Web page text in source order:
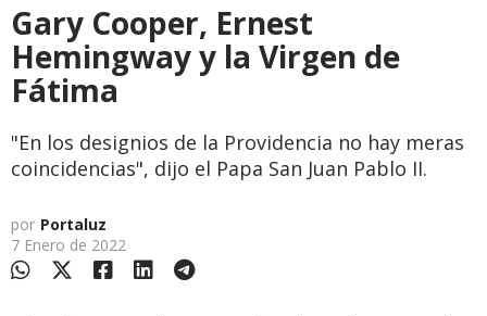
Gary Cooper, Ernest
Hemingway y la Virgen de
Fátima
"En los designios de la Providencia no hay meras
coincidencias", dijo el Papa San Juan Pablo II.
por Portaluz
7 Enero de 2022